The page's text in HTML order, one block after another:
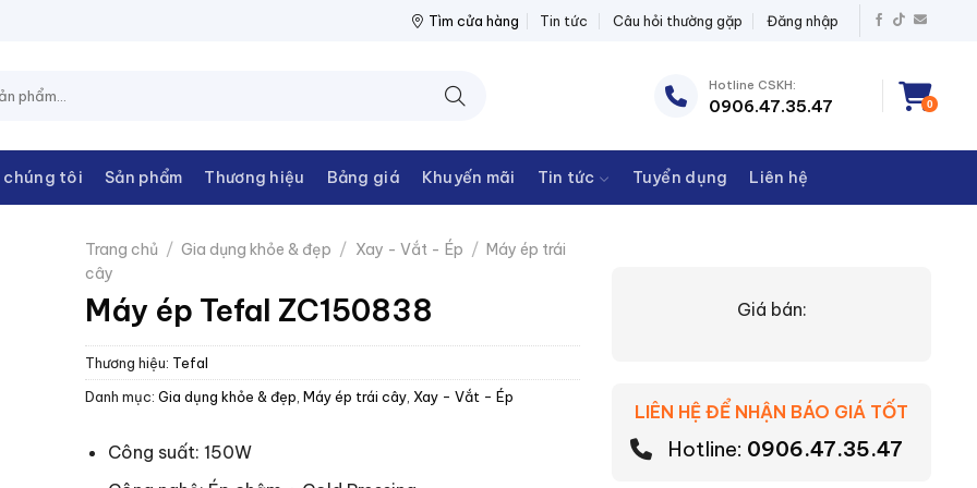
THANH CHÂU NPP THIẾT BỊ ĐIỆN THANH CHÂU
Tìm cửa hàng Tin tức Câu hỏi thường gặp Đăng nhập
Hotline CSKH:
0906.47.35.47 0
chúng tôi Sản phẩm Thương hiệu Bảng giá Khuyến mãi Tin tức Tuyển dụng Liên hệ
Trang chủ / Gia dụng khỏe & đẹp / Xay - Vắt - Ép / Máy ép trái
cây
Máy ép Tefal ZC150838
Thương hiệu: Tefal
Danh mục: Gia dụng khỏe & đẹp Máy ép trái cây, Xay - Vắt - Ép
Công suất: 150W
Giá bán:
LIÊN HỆ ĐỂ NHẬN BÁO GIÁ TỐT
Hotline: 0906.47.35.47